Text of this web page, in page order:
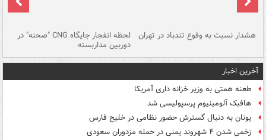
هشدار نسبت به وفوع تندباد در تهران لحظه انفجار جایگاه CNG "صحنه" در
دوربین مداربسته
آخرین اخبار
طعنه همتی به وزیر خزانه داری آمریکا
هافبک آلومینیوم پرسپولیسی شد
یونان به دنبال گسترش حضور نظامی در خلیج فارس
زخمی شدن ۴ شهروند یمنی در حمله مزدوران سعودی